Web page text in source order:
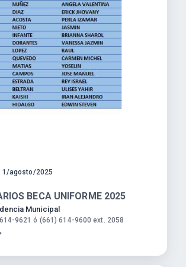
1/agosto/2025
BECA UNIFORME 2025
Municipal
9621 ó (661) 614-9600 ext. 2058